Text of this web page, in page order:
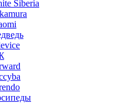
Siberia